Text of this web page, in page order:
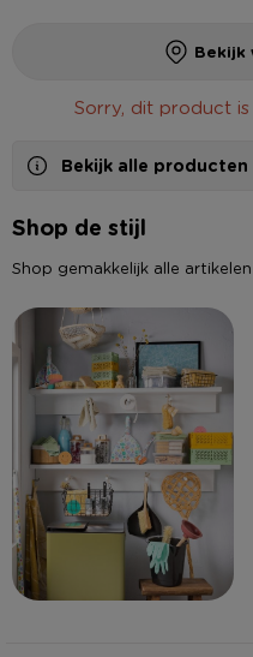
Bekijk
Sorry, dit product
Bekijk alle producten
Shop de stijl
Shop gemakkelijk alle